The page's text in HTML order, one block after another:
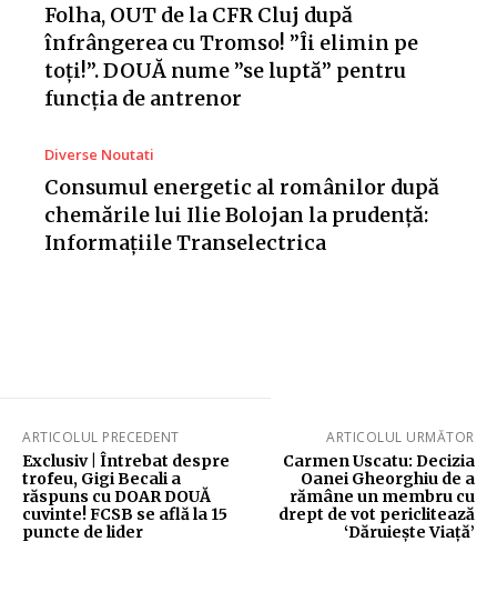
Folha, OUT de la CFR Cluj după
înfrângerea cu Tromso! ”Îi elimin pe
toți!”. DOUĂ nume ”se luptă” pentru
funcția de antrenor
Diverse Noutati
Consumul energetic al românilor după
chemările lui Ilie Bolojan la prudență:
Informațiile Transelectrica
ARTICOLUL PRECEDENT
Exclusiv | Întrebat despre
trofeu, Gigi Becali a
răspuns cu DOAR DOUĂ
cuvinte! FCSB se află la 15
puncte de lider
ARTICOLUL URMĂTOR
Carmen Uscatu: Decizia
Oanei Gheorghiu de a
rămâne un membru cu
drept de vot periclitează
‘Dăruiește Viață’